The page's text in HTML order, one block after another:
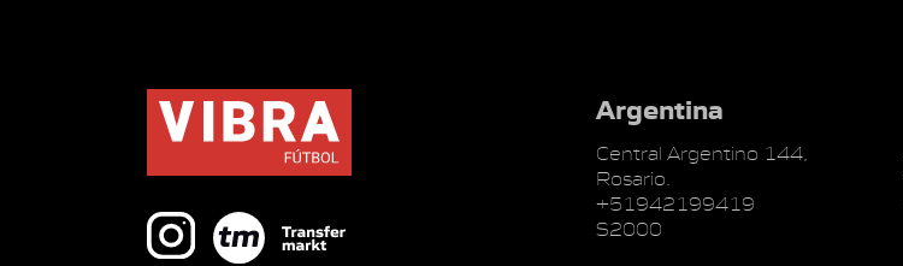
Argentina
Central Argentino 144,
Rosario.
+51942199419
S2000